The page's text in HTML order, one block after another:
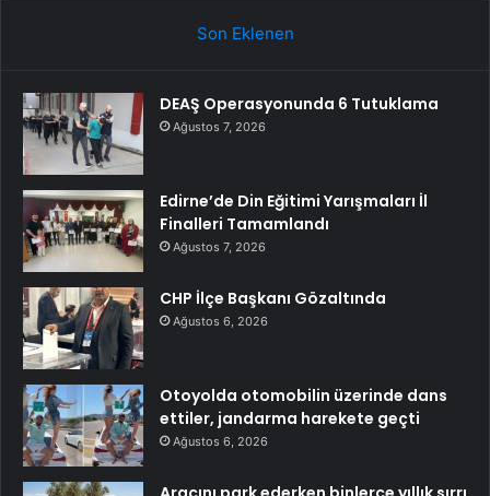
Son Eklenen
DEAŞ Operasyonunda 6 Tutuklama
Ağustos 7, 2026
Edirne’de Din Eğitimi Yarışmaları İl
Finalleri Tamamlandı
Ağustos 7, 2026
CHP İlçe Başkanı Gözaltında
Ağustos 6, 2026
Otoyolda otomobilin üzerinde dans
ettiler, jandarma harekete geçti
Ağustos 6, 2026